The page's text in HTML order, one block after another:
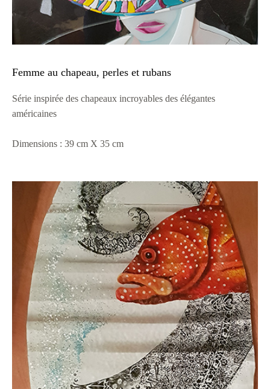
Femme au chapeau, perles et rubans
Série inspirée des chapeaux incroyables des élégantes
américaines
Dimensions : 39 cm X 35 cm